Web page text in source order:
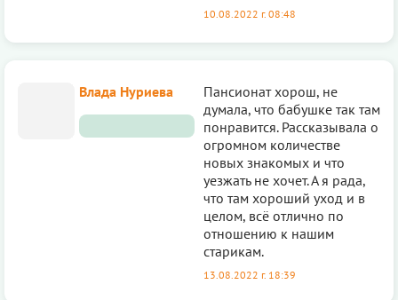
10.08.2022 г. 08:48
Влада Нуриева
Пансионат хорош, не
думала, что бабушке так там
понравится. Рассказывала о
огромном количестве
новых знакомых и что
уезжать не хочет. А я рада,
что там хороший уход и в
целом, всё отлично по
отношению к нашим
старикам.
13.08.2022 г. 18:39